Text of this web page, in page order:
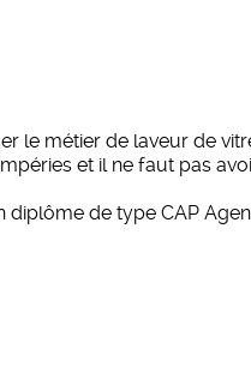
le métier de laveur de
et il ne faut pas
diplôme de type CAP